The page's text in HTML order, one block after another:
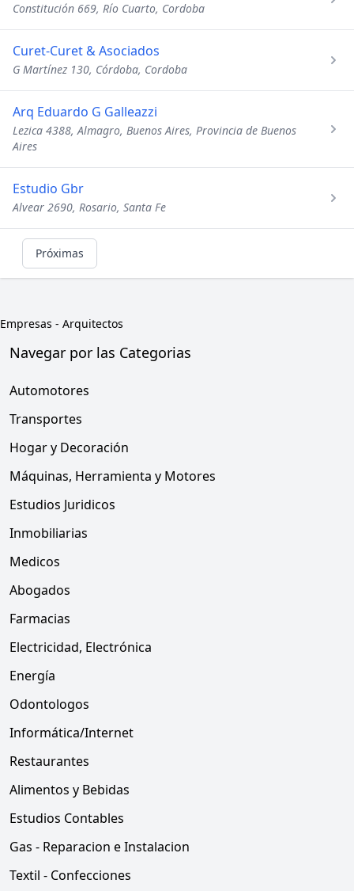
Constitución 669, Río Cuarto, Cordoba
Curet-Curet & Asociados
G Martínez 130, Córdoba, Cordoba
Arq Eduardo G Galleazzi
Lezica 4388, Almagro, Buenos Aires, Provincia de Buenos
Aires
Estudio Gbr
Alvear 2690, Rosario, Santa Fe
Próximas
Empresas - Arquitectos
Navegar por las Categorias
Automotores
Transportes
Hogar y Decoración
Máquinas, Herramienta y Motores
Estudios Juridicos
Inmobiliarias
Medicos
Abogados
Farmacias
Electricidad, Electrónica
Energía
Odontologos
Informática/Internet
Restaurantes
Alimentos y Bebidas
Estudios Contables
Gas - Reparacion e Instalacion
Textil - Confecciones